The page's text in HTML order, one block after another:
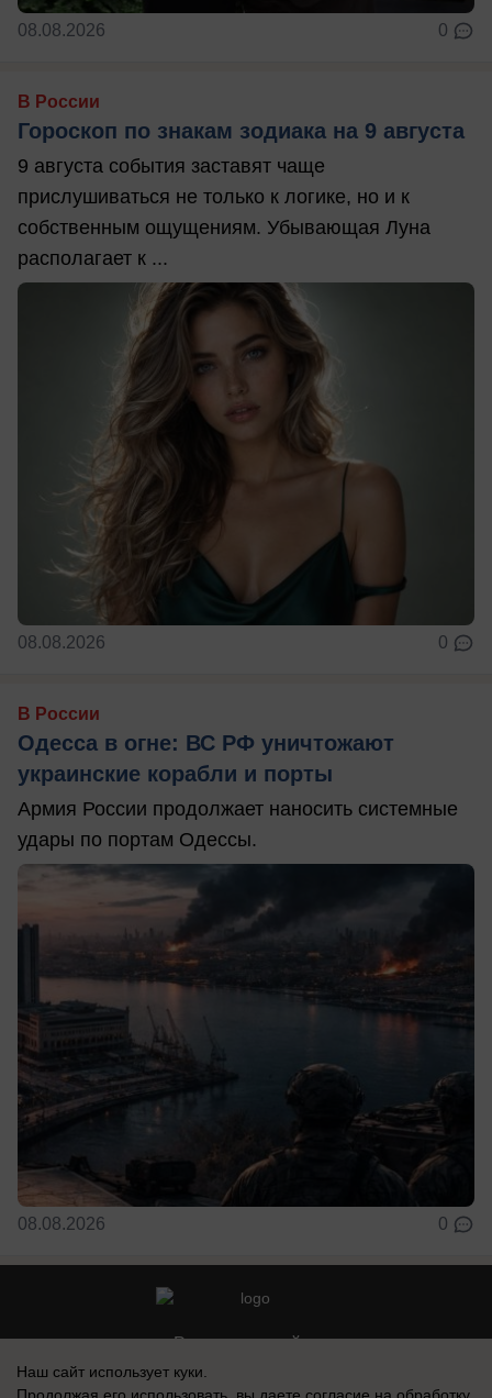
08.08.2026 0
В России
Гороскоп по знакам зодиака на 9 августа
9 августа события заставят чаще
прислушиваться не только к логике, но и к
собственным ощущениям. Убывающая Луна
располагает к ...
08.08.2026 0
В России
Одесса в огне: ВС РФ уничтожают
украинские корабли и порты
Армия России продолжает наносить системные
удары по портам Одессы.
08.08.2026 0
Реклама на сайте
Наш сайт использует куки.